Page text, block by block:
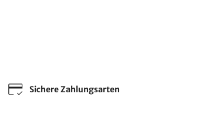
Sichere Zahlungsarten